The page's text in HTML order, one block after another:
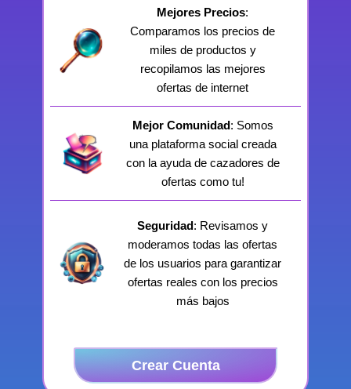
Mejores Precios:
Comparamos los precios de
miles de productos y
recopilamos las mejores
ofertas de internet
Mejor Comunidad: Somos
una plataforma social creada
con la ayuda de cazadores de
ofertas como tu!
Seguridad: Revisamos y
moderamos todas las ofertas
de los usuarios para garantizar
ofertas reales con los precios
más bajos
Crear Cuenta